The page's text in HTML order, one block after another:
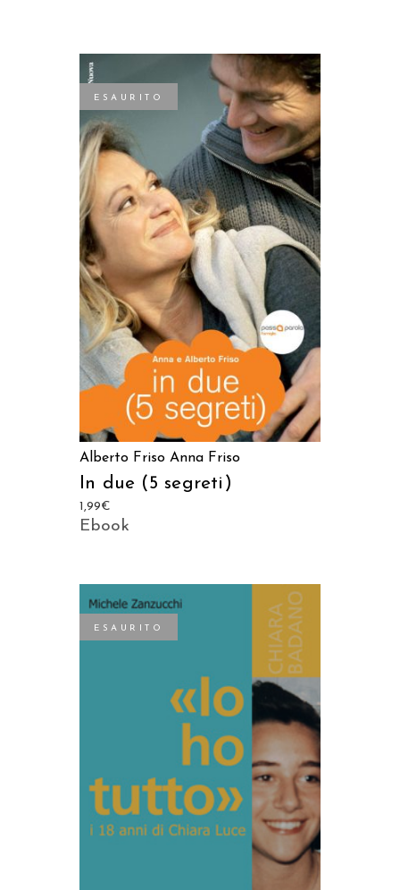
ESAURITO
LEGGI TUTTO
Alberto Friso Anna Friso
In due (5 segreti)
1,99€
Ebook
ESAURITO
LEGGI TUTTO